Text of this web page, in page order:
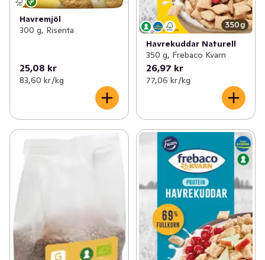
Havremjöl
300 g, Risenta
25,08 kr
83,60 kr /kg
Havrekuddar Naturell
350 g, Frebaco Kvarn
26,97 kr
77,06 kr /kg